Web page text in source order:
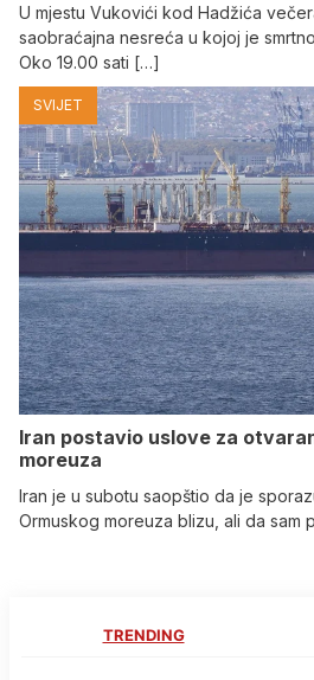
U mjestu Vukovići kod Hadžića
saobraćajna nesreća u kojoj je
Oko 19.00 sati […]
SVIJET
Iran postavio uslove za
moreuza
Iran je u subotu saopštio da je
Ormuskog moreuza blizu, ali da sam
TRENDING